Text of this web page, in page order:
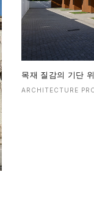
목재 질감의 기단
ARCHITECTURE